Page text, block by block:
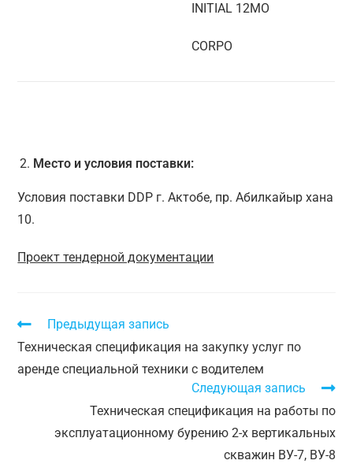
INITIAL 12MO
CORPO
Место и условия поставки:
Условия поставки DDP г. Актобе, пр. Абилкайыр хана
10.
Проект тендерной документации
Предыдущая запись
Техническая спецификация на закупку услуг по
аренде специальной техники с водителем
Следующая запись
Техническая спецификация на работы по
эксплуатационному бурению 2-х вертикальных
скважин ВУ-7, ВУ-8